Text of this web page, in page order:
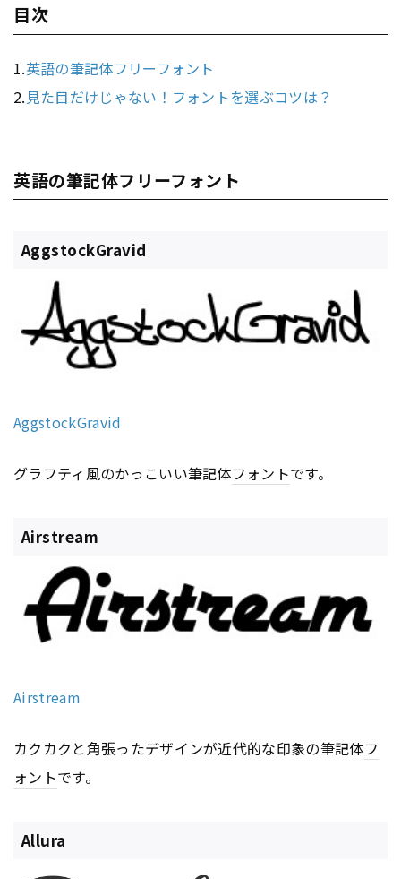
目次
1.英語の筆記体フリーフォント
2.見た目だけじゃない！フォントを選ぶコツは？
英語の筆記体フリーフォント
AggstockGravid
AggstockGravid
グラフティ風のかっこいい筆記体フォントです。
Airstream
Airstream
カクカクと角張ったデザインが近代的な印象の筆記体フ
ォントです。
Allura